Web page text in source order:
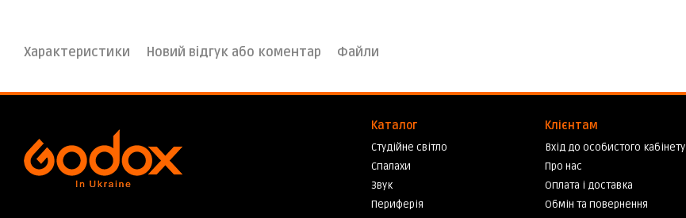
Характеристики Новий відгук або коментар Файли
Каталог
Студійне світло
Спалахи
Звук
Периферія
Клієнтам
Вхід до особистого кабінету
Про нас
Оплата і доставка
Обмін та повернення